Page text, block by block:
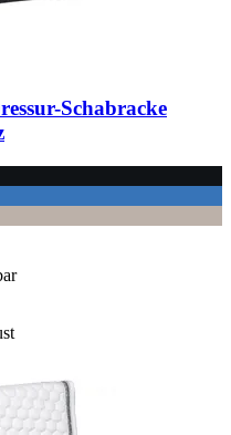
​Schabracke